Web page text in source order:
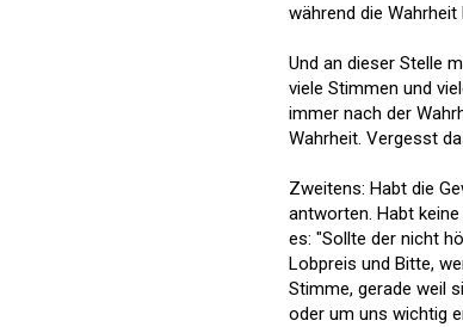
während die Wahrheit
Und an dieser Stelle
viele Stimmen und
immer nach der
Wahrheit. Vergesst
Zweitens: Habt die
antworten. Habt
es: "Sollte der nicht
Lobpreis und Bitte,
Stimme, gerade weil
oder um uns wichtig